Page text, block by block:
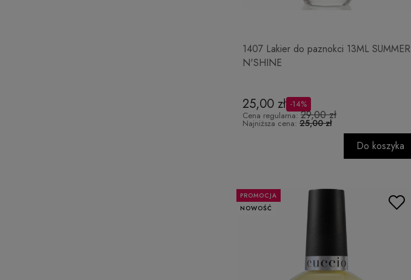
1407 Lakier do paznokci 13ML SUMMER
N'SHINE
25,00 zł -14%
Cena regularna: 29,00 zł
Najniższa cena: 25,00 zł
Do koszyka
PROMOCJA
NOWOŚĆ